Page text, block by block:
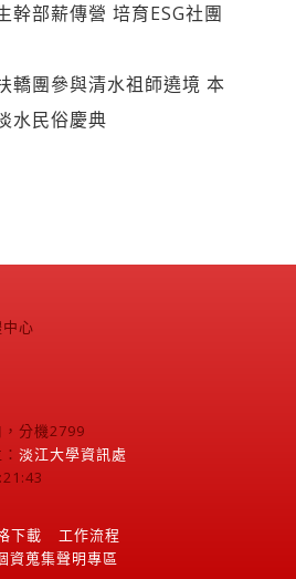
幹部薪傳營 培育ESG社團
轎團參與清水祖師遶境 本
水民俗慶典
心
分機2799
淡江大學資訊處
下載
工作流程
資蒐集聲明專區